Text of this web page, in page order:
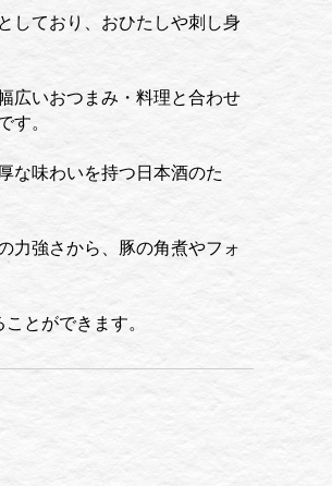
しており、おひたしや刺し身
広いおつまみ・料理と合わせ
す。
な味わいを持つ日本酒のた
力強さから、豚の角煮やフォ
とができます。